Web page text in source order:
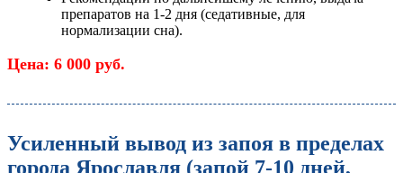
препаратов на 1-2 дня (седативные, для
нормализации сна).
Цена: 6 000 руб.
Усиленный вывод из запоя в пределах
города Ярославля (запой 7-10 дней,